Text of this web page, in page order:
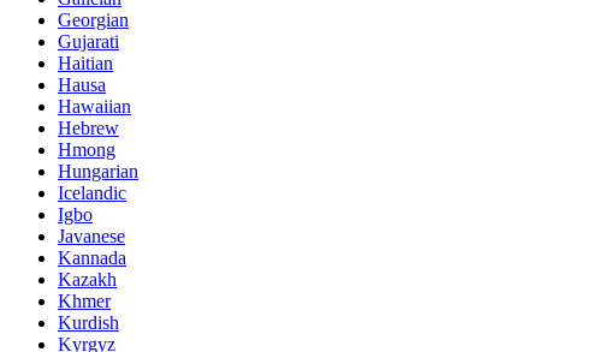
Georgian
Gujarati
Haitian
Hausa
Hawaiian
Hebrew
Hmong
Hungarian
Icelandic
Igbo
Javanese
Kannada
Kazakh
Khmer
Kurdish
Kyrgyz